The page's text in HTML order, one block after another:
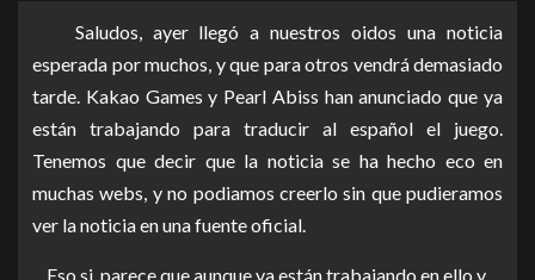
Saludos, ayer llegó a nuestros oidos una noticia
esperada por muchos, y que para otros vendrá demasiado
tarde. Kakao Games y Pearl Abiss han anunciado que ya
están trabajando para traducir al español el juego.
Tenemos que decir que la noticia se ha hecho eco en
muchas webs, y no podiamos creerlo sin que pudieramos
ver la noticia en una fuente oficial.
Eso si, parece que aunque ya están trabajando en ello y